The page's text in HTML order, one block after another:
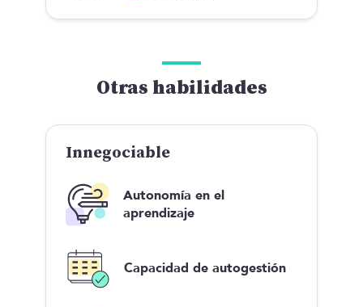
Otras habilidades
Innegociable
Autonomía en el
aprendizaje
Capacidad de autogestión